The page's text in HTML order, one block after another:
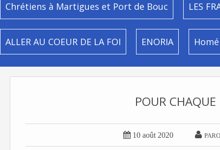
Chrétiens à Martigues et Port de Bouc LES
ALLER AU COEUR DE LA FOI ENORIA
POUR
 10 août 2020 